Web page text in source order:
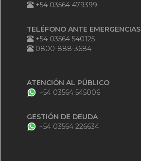
+54 03564 479399
TELÉFONO ANTE EMERGENCIAS
+54 03564 540125
0800-888-3684
ATENCIÓN AL PÚBLICO
+54 03564 545006
GESTIÓN DE DEUDA
+54 03564 226634